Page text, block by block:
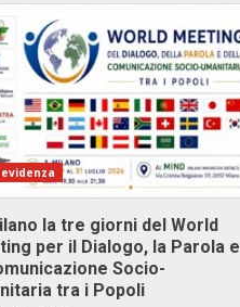
la tre giorni del World
per il Dialogo, la Parola e
Socio-
tra i Popoli